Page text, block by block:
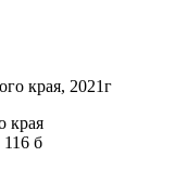
края, 2021г
края
б